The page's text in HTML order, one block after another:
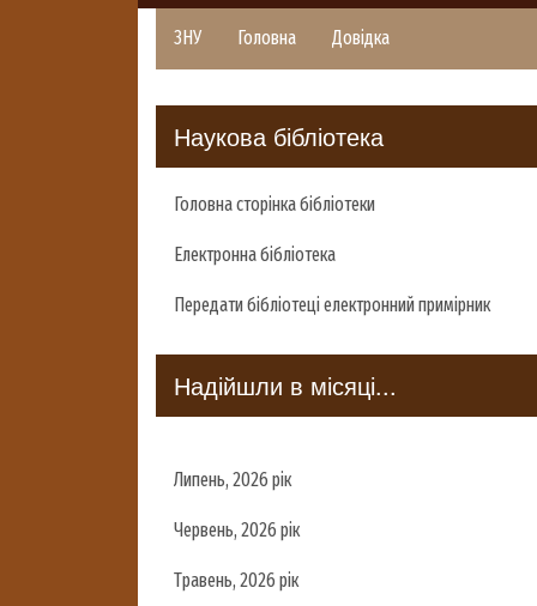
ЗНУ Головна Довідка
Наукова бібліотека
Головна сторінка бібліотеки
Електронна бібліотека
Передати бібліотеці електронний примірник
Надійшли в місяці...
Липень, 2026 рік
Червень, 2026 рік
Травень, 2026 рік